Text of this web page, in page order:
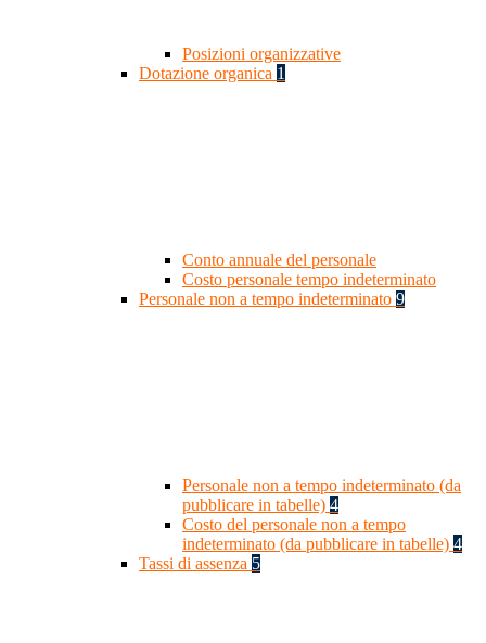
Posizioni organizzative
Dotazione organica 1
Conto annuale del personale
Costo personale tempo indeterminato
Personale non a tempo indeterminato 9
Personale non a tempo indeterminato (da
pubblicare in tabelle) 4
Costo del personale non a tempo
indeterminato (da pubblicare in tabelle) 4
Tassi di assenza 5